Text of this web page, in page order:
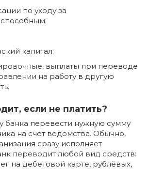
по уходу за
капитал;
выплаты при переводе
на работу в другую
если не платить?
банка перевести нужную сумму
на счёт ведомства. Обычно,
сразу исполняет
переводит любой вид средств:
на дебетовой карте, рублёвых,